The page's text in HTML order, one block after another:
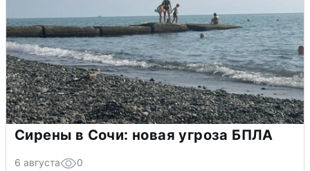
Сирены в Сочи: новая угроза БПЛА
6 августа 0